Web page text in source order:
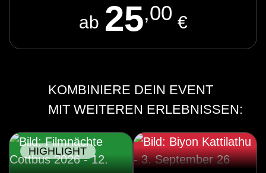
ab 25,00 €
KOMBINIERE DEIN EVENT
MIT WEITEREN ERLEBNISSEN:
HIGHLIGHT